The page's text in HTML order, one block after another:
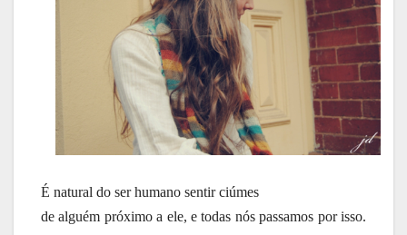
É natural do ser humano sentir ciúmes
de alguém próximo a ele, e todas nós passamos por isso.